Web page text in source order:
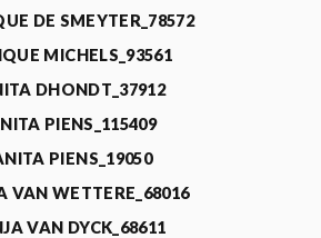
DE SMEYTER_78572
MICHELS_93561
DHONDT_37912
PIENS_115409
PIENS_19050
VAN WETTERE_68016
VAN DYCK_68611